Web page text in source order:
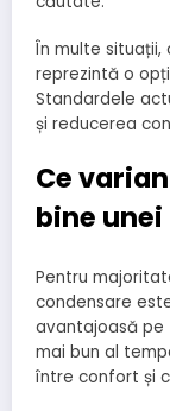
În multe situații,
reprezintă o
Standardele
și reducerea
Ce
bine
Pentru
condensare
avantajoasă pe
mai bun al
între confort și